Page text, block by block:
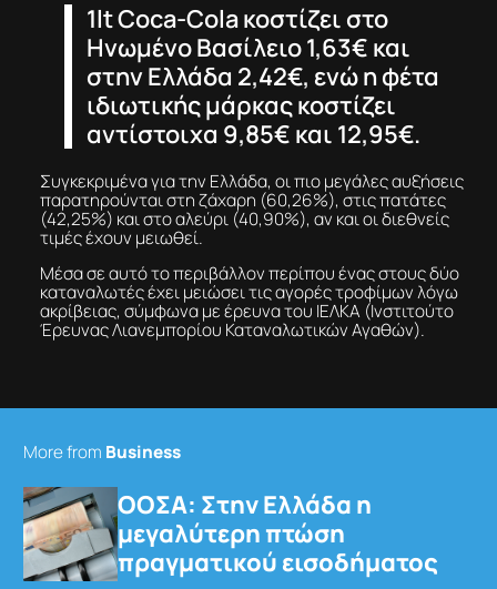
1lt Coca-Cola κοστίζει στο
Ηνωμένο Βασίλειο 1,63€ και
στην Ελλάδα 2,42€, ενώ η φέτα
ιδιωτικής μάρκας κοστίζει
αντίστοιχα 9,85€ και 12,95€.
Συγκεκριμένα για την Ελλάδα, οι πιο μεγάλες αυξήσεις
παρατηρούνται στη ζάχαρη (60,26%), στις πατάτες
(42,25%) και στο αλεύρι (40,90%), αν και οι διεθνείς
τιμές έχουν μειωθεί.
Μέσα σε αυτό το περιβάλλον περίπου ένας στους δύο
καταναλωτές έχει μειώσει τις αγορές τροφίμων λόγω
ακρίβειας, σύμφωνα με έρευνα του ΙΕΛΚΑ (Ινστιτούτο
Έρευνας Λιανεμπορίου Καταναλωτικών Αγαθών).
More from Business
ΟΟΣΑ: Στην Ελλάδα η
μεγαλύτερη πτώση
πραγματικού εισοδήματος